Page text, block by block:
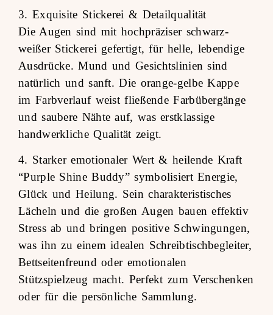
3. Exquisite Stickerei & Detailqualität
Die Augen sind mit hochpräziser schwarz-
weißer Stickerei gefertigt, für helle, lebendige
Ausdrücke. Mund und Gesichtslinien sind
natürlich und sanft. Die orange-gelbe Kappe
im Farbverlauf weist fließende Farbübergänge
und saubere Nähte auf, was erstklassige
handwerkliche Qualität zeigt.
4. Starker emotionaler Wert & heilende Kraft
“Purple Shine Buddy” symbolisiert Energie,
Glück und Heilung. Sein charakteristisches
Lächeln und die großen Augen bauen effektiv
Stress ab und bringen positive Schwingungen,
was ihn zu einem idealen Schreibtischbegleiter,
Bettseitenfreund oder emotionalen
Stützspielzeug macht. Perfekt zum Verschenken
oder für die persönliche Sammlung.